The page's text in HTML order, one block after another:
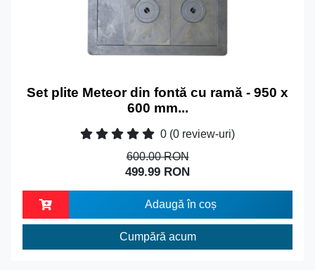
Set plite Meteor din fontă cu ramă - 950 x
600 mm...
0 (0 review-uri)
600.00 RON
499.99 RON
Adaugă în coș
Cumpără acum